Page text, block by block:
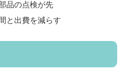
品の点検が先
と出費を減らす